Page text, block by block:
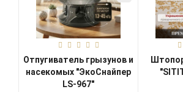
Отпугиватель грызунов и
насекомых "ЭкоСнайпер
LS-967"